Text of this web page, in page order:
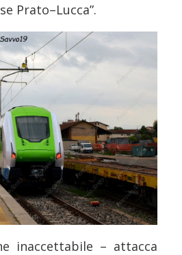
Prato–Lucca”.
inaccettabile – attacca